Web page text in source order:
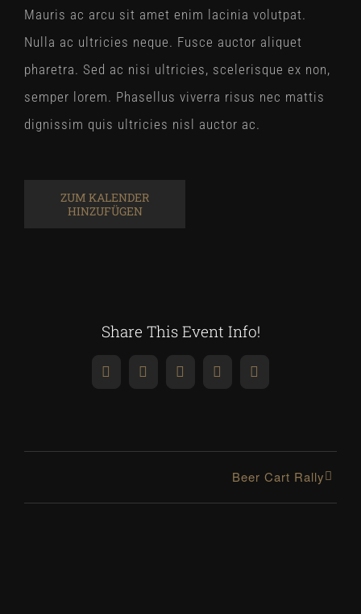
Mauris ac arcu sit amet enim lacinia volutpat.
Nulla ac ultricies neque. Fusce auctor aliquet
pharetra. Sed ac nisi ultricies, scelerisque ex non,
semper lorem. Phasellus viverra risus nec mattis
dignissim quis ultricies nisl auctor ac.
ZUM KALENDER
HINZUFÜGEN
Share This Event Info!
Facebook
X RedditLinkedInPinterest
Beer Cart Rally